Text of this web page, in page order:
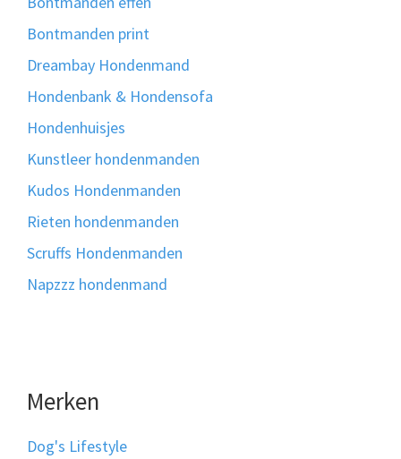
Bontmanden print
Dreambay Hondenmand
Hondenbank & Hondensofa
Hondenhuisjes
Kunstleer hondenmanden
Kudos Hondenmanden
Rieten hondenmanden
Scruffs Hondenmanden
Napzzz hondenmand
Merken
Dog's Lifestyle